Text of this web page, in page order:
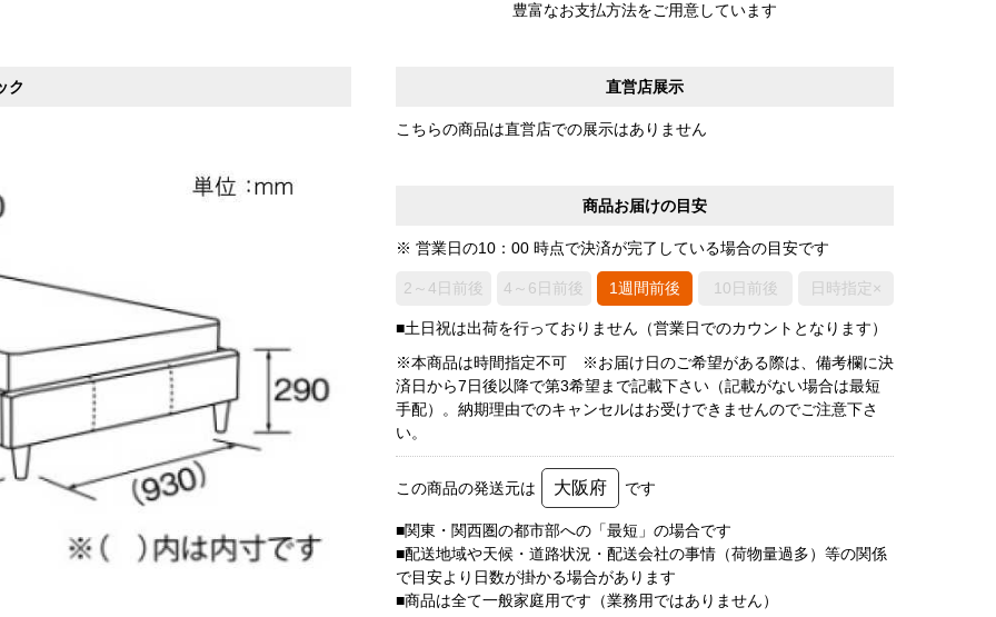
豊富なお支払方法をご用意しています
直営店展示
こちらの商品は直営店での展示はありません
商品お届けの目安
※ 営業日の10：00 時点で決済が完了している場合の目安です
2～4日前後 4～6日前後 1週間前後 10日前後 日時指定×
■土日祝は出荷を行っておりません（営業日でのカウントとなります）
※本商品は時間指定不可 ※お届け日のご希望がある際は、備考欄に決
済日から7日後以降で第3希望まで記載下さい（記載がない場合は最短
手配）。納期理由でのキャンセルはお受けできませんのでご注意下さ
い。
この商品の発送元は 大阪府 です
■関東・関西圏の都市部への「最短」の場合です
■配送地域や天候・道路状況・配送会社の事情（荷物量過多）等の関係
で目安より日数が掛かる場合があります
■商品は全て一般家庭用です（業務用ではありません）
ク